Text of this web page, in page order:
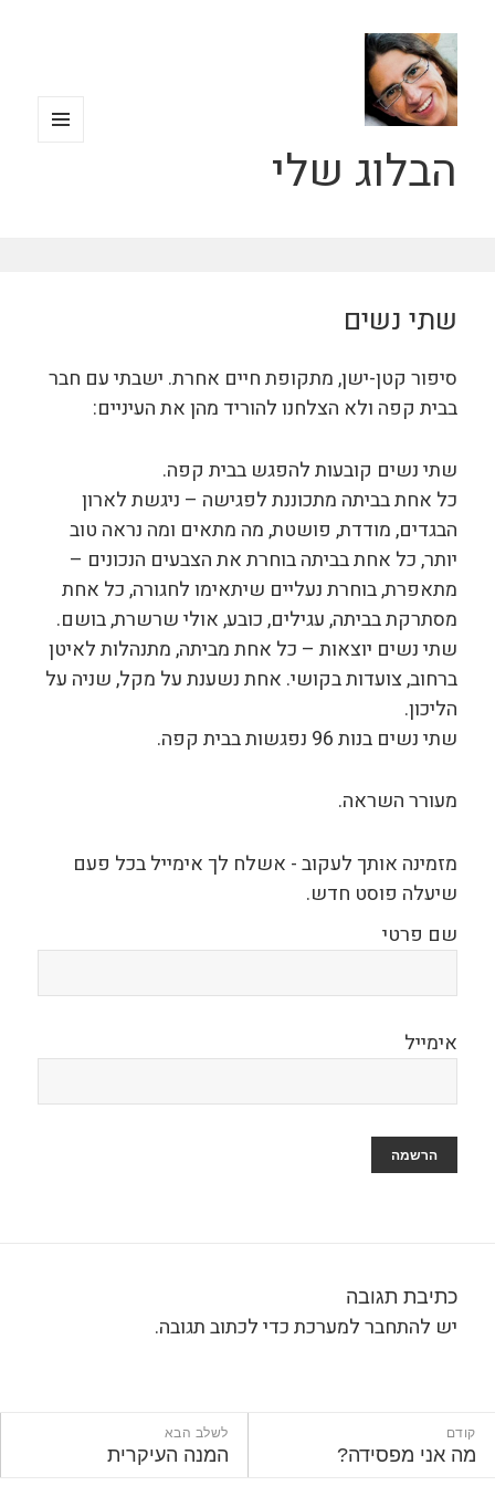
הבלוג שלי
שתי נשים
סיפור קטן-ישן, מתקופת חיים אחרת. ישבתי עם חבר
בבית קפה ולא הצלחנו להוריד מהן את העיניים:
שתי נשים קובעות להפגש בבית קפה.
כל אחת בביתה מתכוננת לפגישה – ניגשת לארון
הבגדים, מודדת, פושטת, מה מתאים ומה נראה טוב
יותר, כל אחת בביתה בוחרת את הצבעים הנכונים –
מתאפרת, בוחרת נעליים שיתאימו לחגורה, כל אחת
מסתרקת בביתה, עגילים, כובע, אולי שרשרת, בושם.
שתי נשים יוצאות – כל אחת מביתה, מתנהלות לאיטן
ברחוב, צועדות בקושי. אחת נשענת על מקל, שניה על
הליכון.
שתי נשים בנות 96 נפגשות בבית קפה.
מעורר השראה.
מזמינה אותך לעקוב - אשלח לך אימייל בכל פעם
שיעלה פוסט חדש.
שם פרטי
אימייל
כתיבת תגובה
יש להתחבר למערכתכדי לכתוב תגובה.
ניווט
קודם
הפוסט
מה אני מפסידה?
לשלב הבא
הפוסט
המנה העיקרית